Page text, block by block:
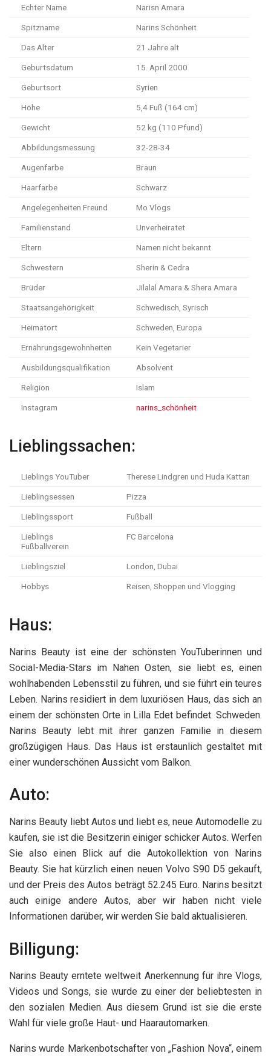
Echter Name Narisn Amara
Spitzname Narins Schönheit
Das Alter 21 Jahre alt
Geburtsdatum 15. April 2000
Geburtsort Syrien
Höhe 5,4 Fuß (164 cm)
Gewicht 52 kg (110 Pfund)
Abbildungsmessung 32-28-34
Augenfarbe Braun
Haarfarbe Schwarz
Angelegenheiten.Freund Mo Vlogs
Familienstand Unverheiratet
Eltern Namen nicht bekannt
Schwestern Sherin & Cedra
Brüder Jilalal Amara & Shera Amara
Staatsangehörigkeit Schwedisch, Syrisch
Heimatort Schweden, Europa
Ernährungsgewohnheiten Kein Vegetarier
Ausbildungsqualifikation Absolvent
Religion Islam
Instagram narins_schönheit
Lieblingssachen:
Lieblings YouTuber Therese Lindgren und Huda Kattan
Lieblingsessen Pizza
Lieblingssport Fußball
Lieblings
Fußballverein
FC Barcelona
Lieblingsziel London, Dubai
Hobbys Reisen, Shoppen und Vlogging
Haus:
Narins Beauty ist eine der schönsten YouTuberinnen und
Social-Media-Stars im Nahen Osten, sie liebt es, einen
wohlhabenden Lebensstil zu führen, und sie führt ein teures
Leben. Narins residiert in dem luxuriösen Haus, das sich an
einem der schönsten Orte in Lilla Edet befindet. Schweden.
Narins Beauty lebt mit ihrer ganzen Familie in diesem
großzügigen Haus. Das Haus ist erstaunlich gestaltet mit
einer wunderschönen Aussicht vom Balkon.
Auto:
Narins Beauty liebt Autos und liebt es, neue Automodelle zu
kaufen, sie ist die Besitzerin einiger schicker Autos. Werfen
Sie also einen Blick auf die Autokollektion von Narins
Beauty. Sie hat kürzlich einen neuen Volvo S90 D5 gekauft,
und der Preis des Autos beträgt 52.245 Euro. Narins besitzt
auch einige andere Autos, aber wir haben nicht viele
Informationen darüber, wir werden Sie bald aktualisieren.
Billigung:
Narins Beauty erntete weltweit Anerkennung für ihre Vlogs,
Videos und Songs, sie wurde zu einer der beliebtesten in
den sozialen Medien. Aus diesem Grund ist sie die erste
Wahl für viele große Haut- und Haarautomarken.
Narins wurde Markenbotschafter von „Fashion Nova“, einem